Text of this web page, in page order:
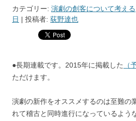
カテゴリー: 演劇の創客について考える
日 | 投稿者: 荻野達也
●長期連載です。2015年に掲載した （
ただけます。
演劇の新作をオススメするのは至難の
れて稽古と同時進行になっているよう